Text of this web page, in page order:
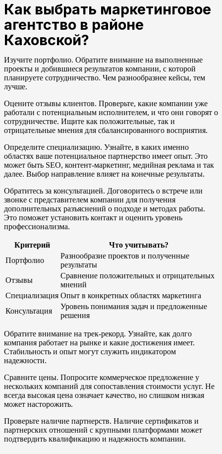
Как выбрать маркетинговое
агентство в районе
Каховской?
Изучите портфолио. Обратите внимание на выполненные
проекты и добившиеся результатов компании, с которой
планируете сотрудничество. Чем разнообразнее кейсы, тем
лучше.
Оцените отзывы клиентов. Проверьте, какие компании уже
работали с потенциальным исполнителем, и что они говорят о
сотрудничестве. Ищите как положительные, так и
отрицательные мнения для сбалансированного восприятия.
Определите специализацию. Узнайте, в каких именно
областях ваше потенциальное партнерство имеет опыт. Это
может быть SEO, контент-маркетинг, медийная реклама и так
далее. Выбор направление влияет на конечные результаты.
Обратитесь за консультацией. Договоритесь о встрече или
звонке с представителем компании для получения
дополнительных разъяснений о подходе и методах работы.
Это поможет установить контакт и оценить уровень
профессионализма.
Критерий
Что учитывать?
Портфолио
Разнообразие проектов и полученные
результаты
Отзывы
Сравнение положительных и отрицательных
мнений
Специализация Опыт в конкретных областях маркетинга
Консультация
Уровень понимания задач и предложенные
решения
Обратите внимание на трек-рекорд. Узнайте, как долго
компания работает на рынке и какие достижения имеет.
Стабильность и опыт могут служить индикатором
надежности.
Сравните цены. Попросите коммерческое предложение у
нескольких компаний для сопоставления стоимости услуг. Не
всегда высокая цена означает качество, но слишком низкая
может насторожить.
Проверьте наличие партнерств. Наличие сертификатов и
партнерских отношений с крупными платформами может
подтвердить квалификацию и надежность компании.